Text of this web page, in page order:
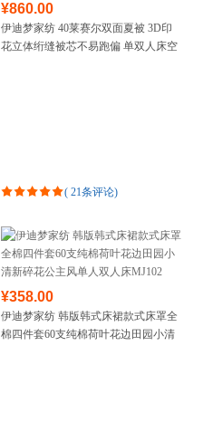
鞋
箱包皮具
电脑办公
家用电器
¥860.00
伊迪梦家纺 40莱赛尔双面夏被 3D印
花立体绗缝被芯不易跑偏 单双人床空
( 21条评论)
¥358.00
伊迪梦家纺 韩版韩式床裙款式床罩全
棉四件套60支纯棉荷叶花边田园小清